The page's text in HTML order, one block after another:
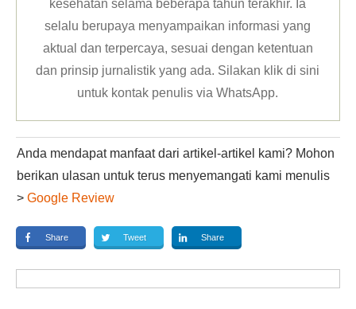
kesehatan selama beberapa tahun terakhir. Ia
selalu berupaya menyampaikan informasi yang
aktual dan terpercaya, sesuai dengan ketentuan
dan prinsip jurnalistik yang ada. Silakan klikdi sini
untuk kontak penulis via WhatsApp.
Anda mendapat manfaat dari artikel-artikel kami? Mohon
berikan ulasan untuk terus menyemangati kami menulis
> Google Review
Share Tweet Share